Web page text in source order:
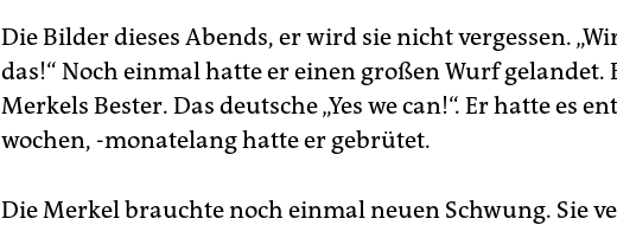
Die Bilder dieses Abends, er wird sie nicht vergessen.
das!“ Noch einmal hatte er einen großen Wurf gelandet.
Merkels Bester. Das deutsche „Yes we can!“. Er hatte es
wochen, -monatelang hatte er gebrütet.
Die Merkel brauchte noch einmal neuen Schwung. Sie